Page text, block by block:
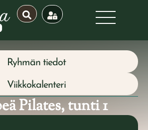
Ryhmän tiedot
Viikkokalenteri
Pilates, tunti 1